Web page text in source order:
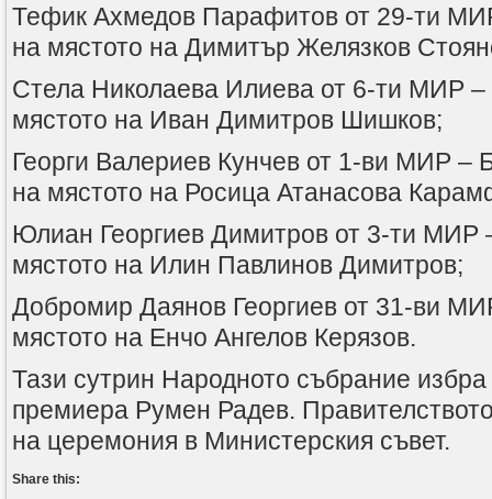
Тефик Ахмедов Парафитов от 29-ти
на мястото на Димитър Желязков
Стела Николаева Илиева от 6-ти МИР –
мястото на Иван Димитров Шишков;
Георги Валериев Кунчев от 1-ви МИР –
на мястото на Росица Атанасова
Юлиан Георгиев Димитров от 3-ти МИР
мястото на Илин Павлинов Димитров;
Добромир Даянов Георгиев от 31-ви
мястото на Енчо Ангелов Керязов.
Тази сутрин Народното събрание избра
премиера Румен Радев.
на церемония в Министерския съвет.
Share this: